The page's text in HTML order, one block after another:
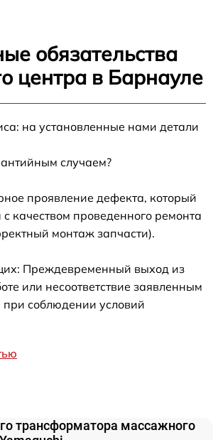
обязательства
центра в Барнауле
на установленные нами детали
случаем?
проявление дефекта, который
качеством проведенного ремонта
монтаж запчасти).
Преждевременный выход из
или несоответствие заявленным
при соблюдении условий
трансформатора массажного